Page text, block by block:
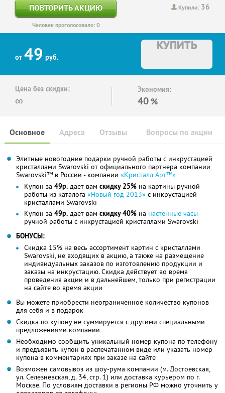
Купили: 36
ПОВТОРИТЬ АКЦИЮ
Человек проголосовало: 0
от 49 руб.
КУПИТЬ
Цена без скидки:
∞
Экономия:
40 %
Основное Отзывы Вопросы по акции
Адреса
Элитные новогодние подарки ручной работы с инкрустацией
кристаллами Swarovski от официального партнера компании
Swarovski™ в России - компании «Кристалл Арт™»
Купон за 49р. дает вам скидку 25% на картины ручной
работы из каталога «Новый год 2013» с инкрустацией
кристаллами Swarovski
Купон за 49р. дает вам скидку 40% на настенные часы
ручной работы с инкрустацией кристаллами Swarovski
БОНУСЫ:
Скидка 15% на весь ассортимент картин с кристаллами
Swarovski, не входящих в акцию, а также на размещение
индивидуальных заказов по изготовлению продукции и
заказы на инкрустацию. Скидка действует во время
проведения акции и в дальнейшем, только при регистрации
на сайте во время акции
Вы можете приобрести неограниченное количество купонов
для себя и в подарок
Скидка по купону не суммируется с другими специальными
предложениями компании
Необходимо сообщить уникальный номер купона по телефону
и предъявить купон в распечатанном виде или указать номер
купона в комментариях при заказе на сайте
Возможен самовывоз из шоу-рума компании (м. Достоевская,
ул. Селезневская, д. 34, стр. 1) или доставка курьером по г.
Москве. По условиям доставки в регионы РФ можно уточнить у